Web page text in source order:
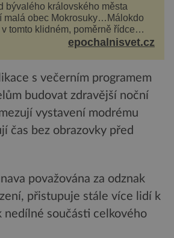
bývalého královského města
malá obec Mokrosuky…Málokdo
tomto klidném, poměrně řídce
vesnické Šumavy se nachází
epochalnisvet.cz
s večerním programem
budovat zdravější noční
vystavení modrému
čas bez obrazovky před
považována za odznak
přistupuje stále více lidí k
nedílné součásti celkového